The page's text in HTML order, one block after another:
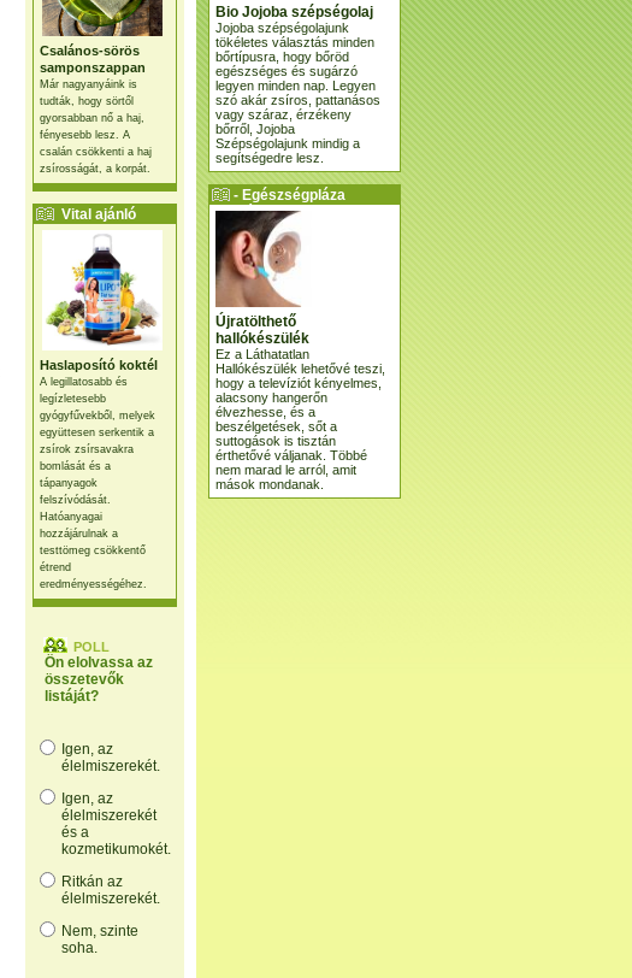
Csalános-sörös
samponszappan
Már nagyanyáink is
tudták, hogy sörtől
gyorsabban nő a haj,
fényesebb lesz. A
csalán csökkenti a haj
zsírosságát, a korpát.
Vital ajánló
Haslaposító koktél
A legillatosabb és
legízletesebb
gyógyfűvekből, melyek
együttesen serkentik a
zsírok zsírsavakra
bomlását és a
tápanyagok
felszívódását.
Hatóanyagai
hozzájárulnak a
testtömeg csökkentő
étrend
eredményességéhez.
POLL
Ön elolvassa az
összetevők
listáját?
Igen, az
élelmiszerekét.
Igen, az
élelmiszerekét
és a
kozmetikumokét.
Ritkán az
élelmiszerekét.
Nem, szinte
soha.
Bio Jojoba szépségolaj
Jojoba szépségolajunk
tökéletes választás minden
bőrtípusra, hogy bőröd
egészséges és sugárzó
legyen minden nap. Legyen
szó akár zsíros, pattanásos
vagy száraz, érzékeny
bőrről, Jojoba
Szépségolajunk mindig a
segítségedre lesz.
- Egészségpláza
ajánlatunk -
Újratölthető
hallókészülék
Ez a Láthatatlan
Hallókészülék lehetővé teszi,
hogy a televíziót kényelmes,
alacsony hangerőn
élvezhesse, és a
beszélgetések, sőt a
suttogások is tisztán
érthetővé váljanak. Többé
nem marad le arról, amit
mások mondanak.